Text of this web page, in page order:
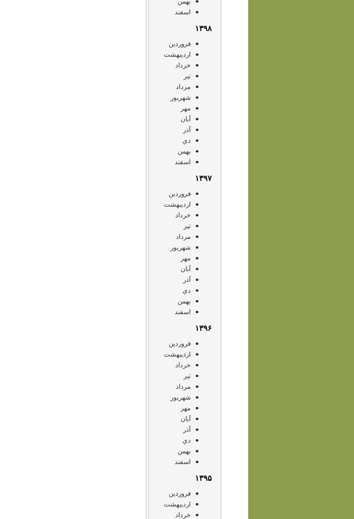
اسفند
۱۳۹۸
فروردين
ارديبهشت
خرداد
تير
مرداد
شهريور
مهر
آبان
آذر
دي
بهمن
اسفند
۱۳۹۷
فروردين
ارديبهشت
خرداد
تير
مرداد
شهريور
مهر
آبان
آذر
دي
بهمن
اسفند
۱۳۹۶
فروردين
ارديبهشت
خرداد
تير
مرداد
شهريور
مهر
آبان
آذر
دي
بهمن
اسفند
۱۳۹۵
فروردين
ارديبهشت
خرداد